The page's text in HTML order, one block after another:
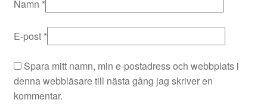
Namn *
E-post *
Spara mitt namn, min e-postadress och webbplats i
denna webbläsare till nästa gång jag skriver en
kommentar.